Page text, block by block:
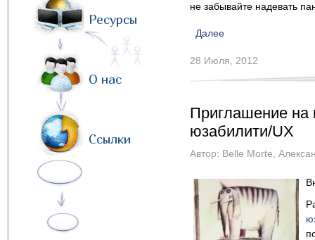
Ресурсы
О нас
Ссылки
не забывайте надевать
Далее
28 Июля, 2012
Приглашение на
юзабилити/UX
Автор: Belle Morte